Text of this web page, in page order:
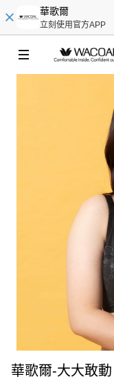
華歌爾
立刻使用官方APP
華歌爾-大大敢